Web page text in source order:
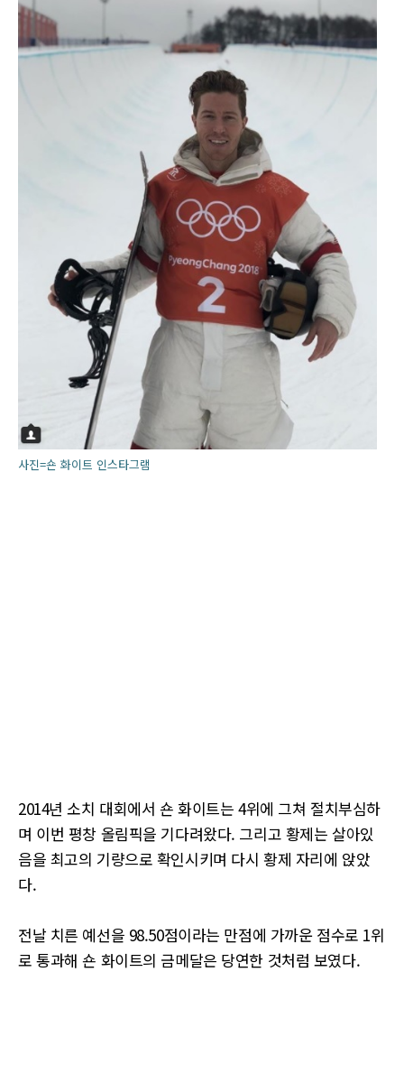
사진=숀 화이트 인스타그램
2014년 소치 대회에서 숀 화이트는 4위에 그쳐 절치부심하
며 이번 평창 올림픽을 기다려왔다. 그리고 황제는 살아있
음을 최고의 기량으로 확인시키며 다시 황제 자리에 앉았
다.
전날 치른 예선을 98.50점이라는 만점에 가까운 점수로 1위
로 통과해 숀 화이트의 금메달은 당연한 것처럼 보였다.